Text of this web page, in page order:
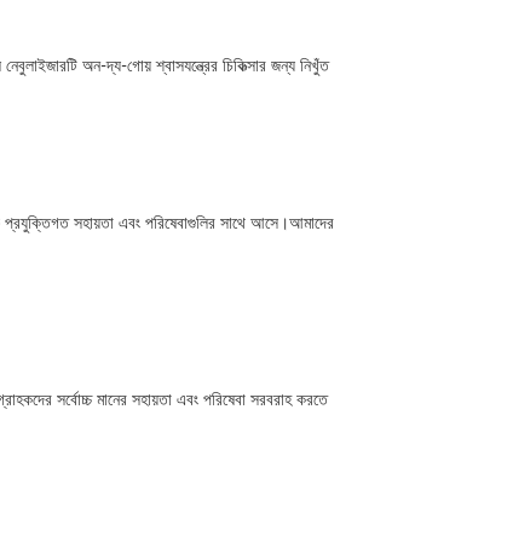
অন-দ্য-গোয় শ্বাসযন্ত্রের চিকিত্সার জন্য নিখুঁত
প্রযুক্তিগত সহায়তা এবং পরিষেবাগুলির সাথে আসে।আমাদের
সর্বোচ্চ মানের সহায়তা এবং পরিষেবা সরবরাহ করতে